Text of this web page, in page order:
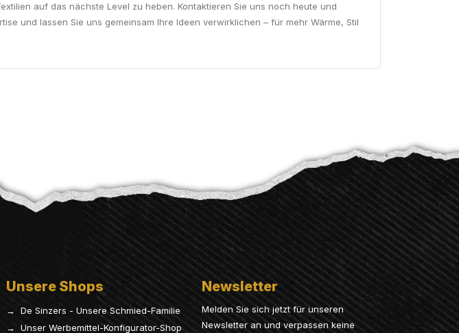
auf das nächste Level zu heben. Kontaktieren Sie uns noch heute und
und lassen Sie uns gemeinsam Ihre Ideen verwirklichen – für mehr Wärme, Stil
Unsere Shops
→ De Sinzers - Unsere Schmied-Familie
→ Unser Werbemittel-Konfigurator-Shop
Newsletter
Melden Sie sich jetzt für unseren
Newsletter an und verpassen keine